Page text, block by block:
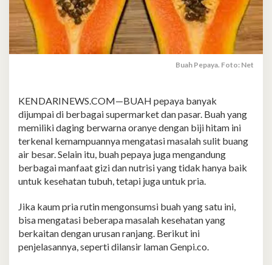
Buah Pepaya. Foto: Net
KENDARINEWS.COM—BUAH pepaya banyak
dijumpai di berbagai supermarket dan pasar. Buah yang
memiliki daging berwarna oranye dengan biji hitam ini
terkenal kemampuannya mengatasi masalah sulit buang
air besar. Selain itu, buah pepaya juga mengandung
berbagai manfaat gizi dan nutrisi yang tidak hanya baik
untuk kesehatan tubuh, tetapi juga untuk pria.
Jika kaum pria rutin mengonsumsi buah yang satu ini,
bisa mengatasi beberapa masalah kesehatan yang
berkaitan dengan urusan ranjang. Berikut ini
penjelasannya, seperti dilansir laman Genpi.co.